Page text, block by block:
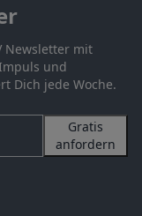
Newsletter mit
und
Dich jede Woche.
Gratis
anfordern